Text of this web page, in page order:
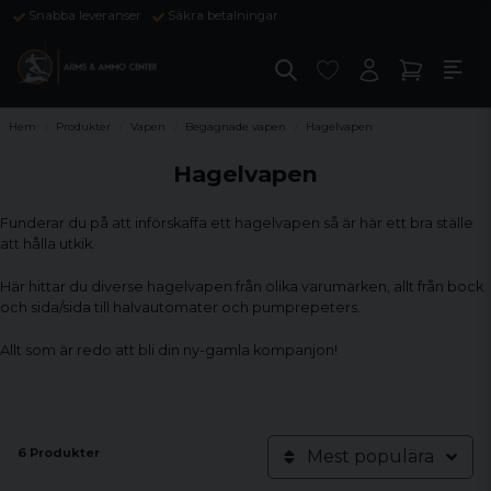
Snabba leveranser Säkra betalningar
Hem Produkter Vapen Begagnade vapen Hagelvapen
Hagelvapen
Funderar du på att införskaffa ett hagelvapen så är här ett bra ställe
att hålla utkik.
Här hittar du diverse hagelvapen från olika varumärken, allt från bock
och sida/sida till halvautomater och pumprepeters.
Allt som är redo att bli din ny-gamla kompanjon!
6 Produkter Mest populära